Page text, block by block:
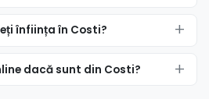
înființa în Costi?
dacă sunt din Costi?